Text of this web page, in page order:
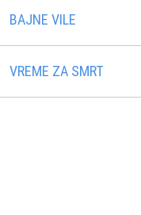
BAJNE VILE
VREME ZA SMRT